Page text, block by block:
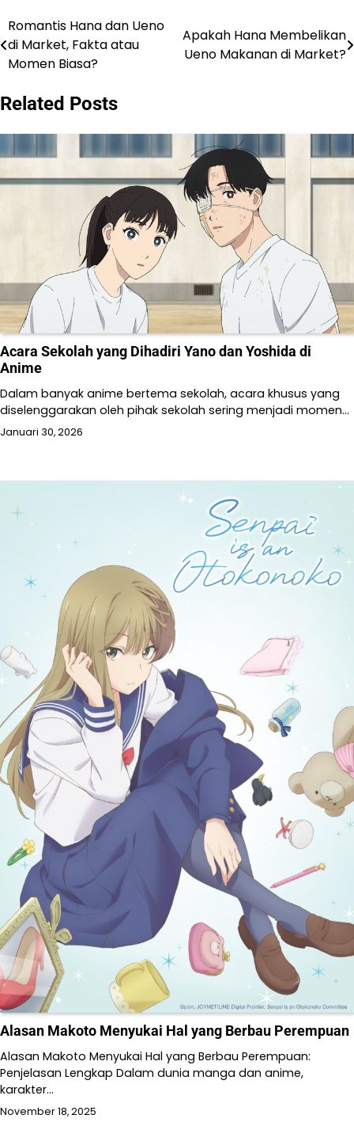
Navigasi
pos
Romantis Hana dan Ueno
di Market, Fakta atau
Momen Biasa?
Apakah Hana Membelikan
Ueno Makanan di Market?
Related Posts
Acara Sekolah yang Dihadiri Yano dan Yoshida di
Anime
Dalam banyak anime bertema sekolah, acara khusus yang
diselenggarakan oleh pihak sekolah sering menjadi momen…
Januari 30, 2026
Alasan Makoto Menyukai Hal yang Berbau Perempuan
Alasan Makoto Menyukai Hal yang Berbau Perempuan:
Penjelasan Lengkap Dalam dunia manga dan anime,
karakter…
November 18, 2025